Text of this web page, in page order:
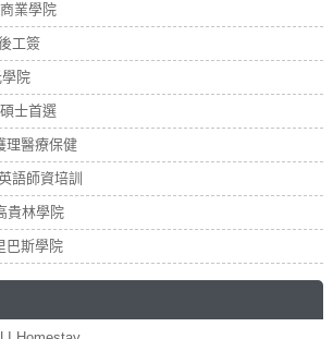
業學院
工簽
院
士首選
理醫療保健
語師資培訓
貴林學院
巴斯學院